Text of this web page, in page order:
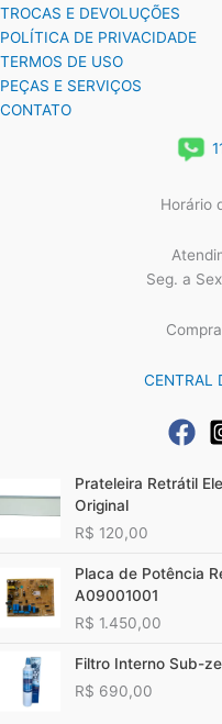
TROCAS E DEVOLUÇÕES
POLÍTICA DE PRIVACIDADE
TERMOS DE USO
PEÇAS E SERVIÇOS
CONTATO
Horário
Seg. a
CENTRAL
Prateleira Retrátil
Original
R$ 120,00
Placa de Potência
A09001001
R$ 1.450,00
Filtro Interno Sub-
R$ 690,00